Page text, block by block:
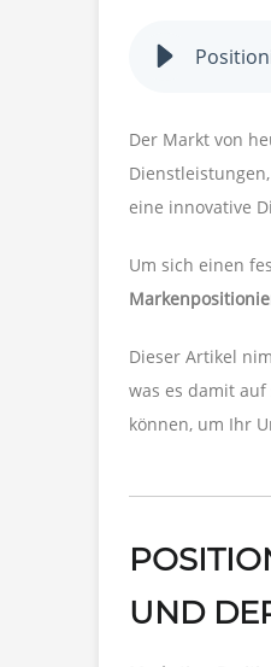
Der Markt von
eine innovative
Um sich einen
Dieser Artikel
was es damit
können, um Ihr
UND